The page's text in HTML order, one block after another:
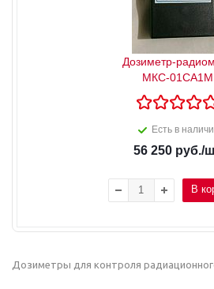
Дозиметр-
МКС-01СА1М
Есть в
56 250 руб./
В
Дозиметры для контроля